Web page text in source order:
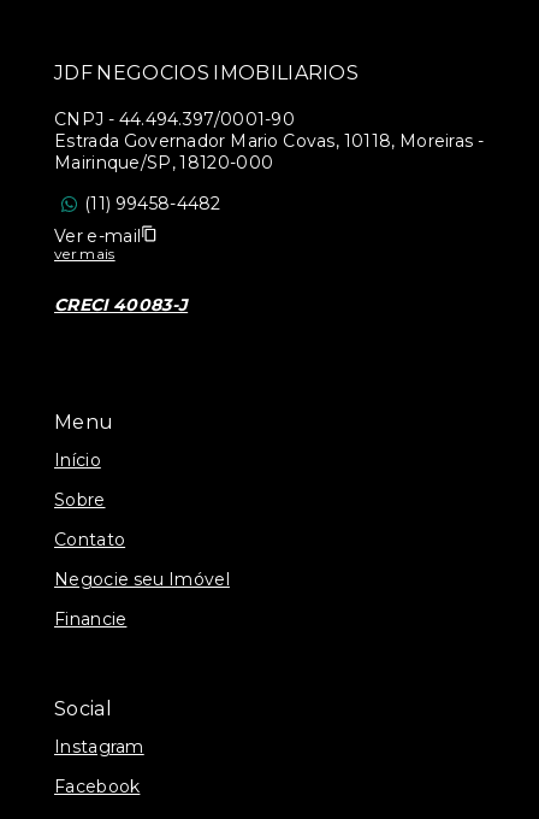
Menu
Início
Sobre
Contato
Negocie seu Imóvel
Financie
Social
Instagram
Facebook
JDF NEGOCIOS IMOBILIARIOS
CNPJ - 44.494.397/0001-90
Estrada Governador Mario Covas, 10118, Moreiras -
Mairinque/SP, 18120-000
(11) 99458-4482
Ver e-mail
ver mais
CRECI 40083-J